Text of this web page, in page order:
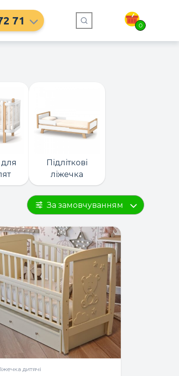
71 0
Підліткові
ліжечка
За замовчуванням
дитячі